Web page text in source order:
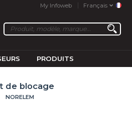
My Infoweb Français
PRODUITS
de blocage
NORELEM